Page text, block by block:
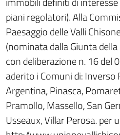
piani regolatori). Alla
Paesaggio delle Valli
(nominata dalla Giunta
con deliberazione n. 16 del
aderito i Comuni di: Inverso
Argentina, Pinasca,
Pramollo, Massello, San
Usseaux, Villar Perosa. per